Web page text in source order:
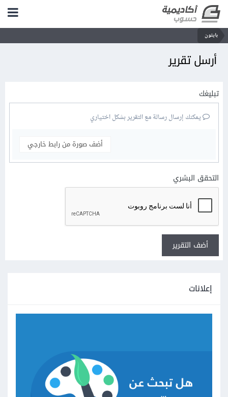
بايثون
أرسل تقرير
تبليغك
يمكنك إرسال رسالة مع التقرير بشكل اختياري
أضف صورة من رابط خارجي
التحقق البشري
أضف التقرير
إعلانات